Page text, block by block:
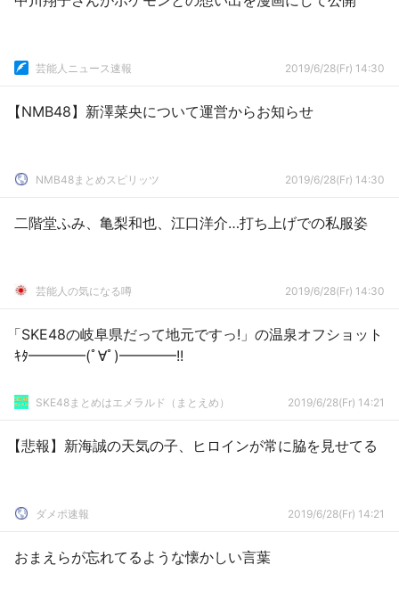
芸能人ニュース速報 2019/6/28(Fr) 14:30
【NMB48】新澤菜央について運営からお知らせ
NMB48まとめスピリッツ 2019/6/28(Fr) 14:30
二階堂ふみ、亀梨和也、江口洋介…打ち上げでの私服姿
芸能人の気になる噂 2019/6/28(Fr) 14:30
「SKE48の岐阜県だって地元ですっ!」の温泉オフショット
ｷﾀ━━━━(ﾟ∀ﾟ)━━━━!!
SKE48まとめはエメラルド（まとえめ） 2019/6/28(Fr) 14:21
【悲報】新海誠の天気の子、ヒロインが常に脇を見せてる
ダメポ速報 2019/6/28(Fr) 14:21
おまえらが忘れてるような懐かしい言葉